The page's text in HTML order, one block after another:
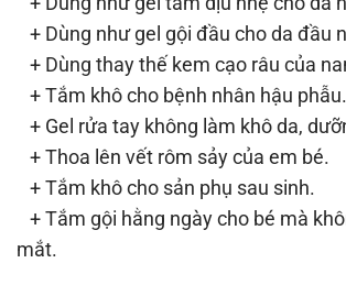
+ Dùng như gel gội đầu cho da đầu
+ Dùng thay thế kem cạo râu của
+ Tắm khô cho bệnh nhân hậu phẫu.
+ Gel rửa tay không làm khô da,
+ Thoa lên vết rôm sảy của em bé.
+ Tắm khô cho sản phụ sau sinh.
+ Tắm gội hằng ngày cho bé mà
mắt.